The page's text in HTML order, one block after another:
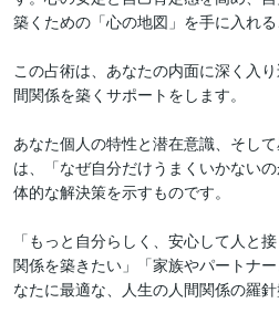
築くための「心の地図」を手に入れる
この占術は、あなたの内面に深く入
間関係を築くサポートをします。
あなた個人の特性と潜在意識、そし
は、「なぜ自分だけうまくいかない
体的な解決策を示すものです。
「もっと自分らしく、安心して人と
関係を築きたい」「家族やパートナ
なたに最適な、人生の人間関係の羅針